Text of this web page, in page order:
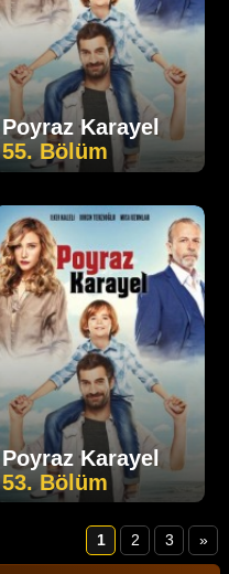
Poyraz Karayel
55. Bölüm
Poyraz Karayel
53. Bölüm
1 2 3 »